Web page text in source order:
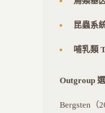
昆蟲系
哺乳類
Outgroup
Bergsten（